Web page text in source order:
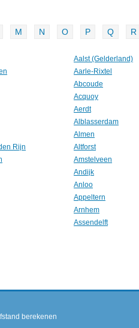
M N O P Q R
Aalst (Gelderland)
Aarle-Rixtel
Abcoude
Acquoy
Aerdt
Alblasserdam
Almen
Rijn Altforst
Amstelveen
Andijk
Anloo
Appeltern
Arnhem
Assendelft
berekenen